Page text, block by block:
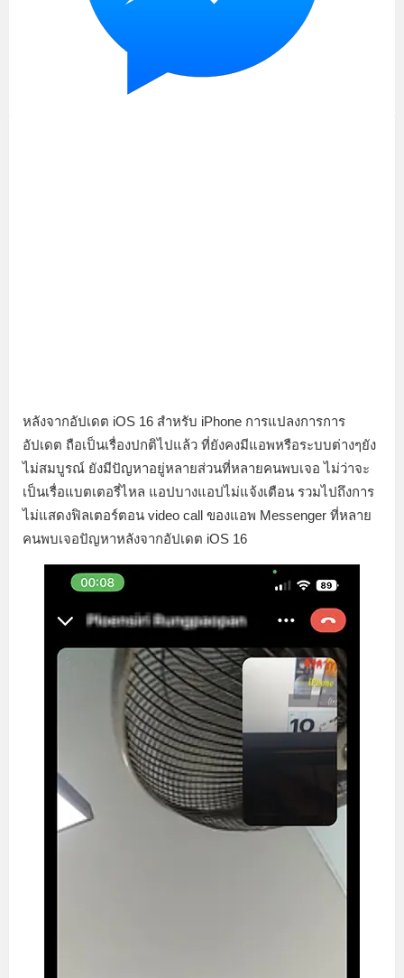
หลังจากอัปเดต iOS 16 สำหรับ iPhone การแปลงการการ
อัปเดต ถือเป็นเรื่องปกติไปแล้ว ที่ยังคงมีแอพหรือระบบต่างๆยัง
ไม่สมบูรณ์ ยังมีปัญหาอยู่หลายส่วนที่หลายคนพบเจอ ไม่ว่าจะ
เป็นเรื่อแบตเตอรี่ไหล แอปบางแอปไม่แจ้งเตือน รวมไปถึงการ
ไม่แสดงฟิลเตอร์ตอน video call ของแอพ Messenger ที่หลาย
คนพบเจอปัญหาหลังจากอัปเดต iOS 16